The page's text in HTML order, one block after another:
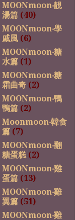
MOONmoon‧靚
湯篇 (40)
MOONmoon‧學
戚風 (6)
MOONmoon‧糖
水篇 (1)
MOONmoon‧糖
霜曲奇 (2)
MOONmoon‧鴨
鴨篇 (2)
Moonmoon‧韓食
篇 (7)
MOONmoon‧翻
糖蛋糕 (2)
MOONmoon‧雞
蛋篇 (13)
MOONmoon‧雞
翼篇 (51)
MOONmoon‧雞